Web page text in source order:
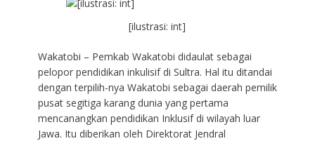
[ilustrasi: int]
Wakatobi – Pemkab Wakatobi didaulat sebagai
pelopor pendidikan inkulisif di Sultra. Hal itu ditandai
dengan terpilih-nya Wakatobi sebagai daerah pemilik
pusat segitiga karang dunia yang pertama
mencanangkan pendidikan Inklusif di wilayah luar
Jawa. Itu diberikan oleh Direktorat Jendral